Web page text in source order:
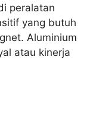
peralatan
yang butuh
Aluminium
atau kinerja